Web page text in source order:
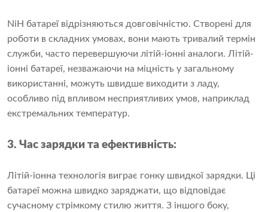
NiH батареї відрізняються довговічністю. Створені для
роботи в складних умовах, вони мають тривалий термін
служби, часто перевершуючи літій-іонні аналоги. Літій-
іонні батареї, незважаючи на міцність у загальному
використанні, можуть швидше виходити з ладу,
особливо під впливом несприятливих умов, наприклад
екстремальних температур.
3. Час зарядки та ефективність:
Літій-іонна технологія виграє гонку швидкої зарядки. Ці
батареї можна швидко заряджати, що відповідає
сучасному стрімкому стилю життя. З іншого боку,